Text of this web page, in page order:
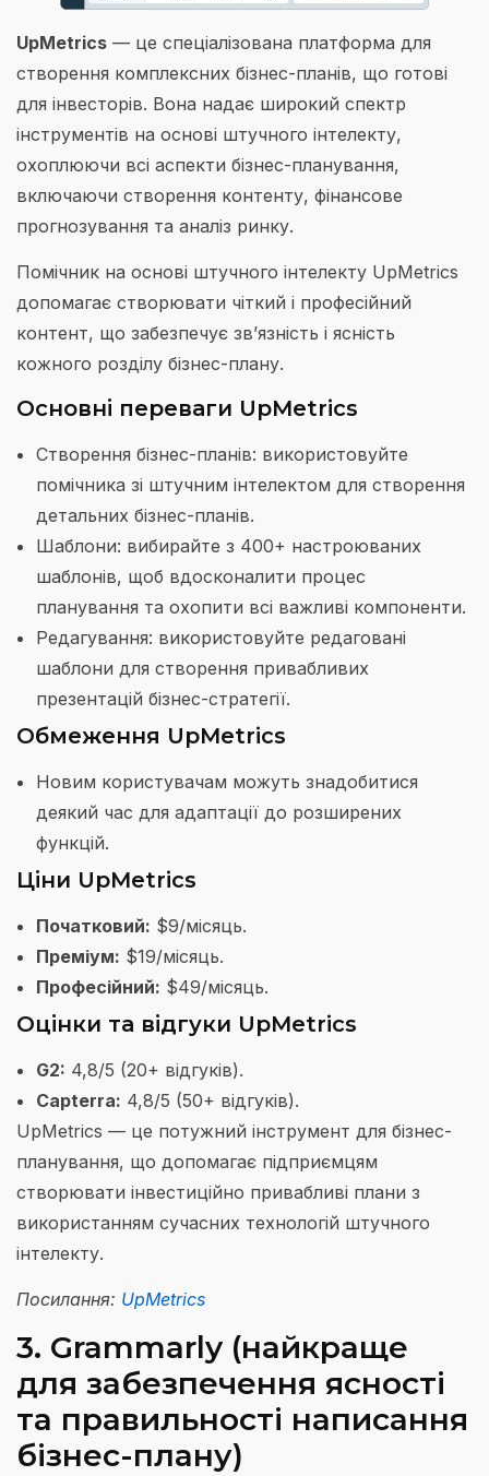
UpMetrics — це спеціалізована платформа для
створення комплексних бізнес-планів, що готові
для інвесторів. Вона надає широкий спектр
інструментів на основі штучного інтелекту,
охоплюючи всі аспекти бізнес-планування,
включаючи створення контенту, фінансове
прогнозування та аналіз ринку.
Помічник на основі штучного інтелекту UpMetrics
допомагає створювати чіткий і професійний
контент, що забезпечує зв’язність і ясність
кожного розділу бізнес-плану.
Основні переваги UpMetrics
Створення бізнес-планів: використовуйте
помічника зі штучним інтелектом для створення
детальних бізнес-планів.
Шаблони: вибирайте з 400+ настроюваних
шаблонів, щоб вдосконалити процес
планування та охопити всі важливі компоненти.
Редагування: використовуйте редаговані
шаблони для створення привабливих
презентацій бізнес-стратегії.
Обмеження UpMetrics
Новим користувачам можуть знадобитися
деякий час для адаптації до розширених
функцій.
Ціни UpMetrics
Початковий: $9/місяць.
Преміум: $19/місяць.
Професійний: $49/місяць.
Оцінки та відгуки UpMetrics
G2: 4,8/5 (20+ відгуків).
Capterra: 4,8/5 (50+ відгуків).
UpMetrics — це потужний інструмент для бізнес-
планування, що допомагає підприємцям
створювати інвестиційно привабливі плани з
використанням сучасних технологій штучного
інтелекту.
Посилання: UpMetrics
3. Grammarly (найкраще
для забезпечення ясності
та правильності написання
бізнес-плану)